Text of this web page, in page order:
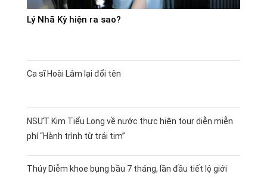
Lý Nhã Kỳ hiện ra sao?
Ca sĩ Hoài Lâm lại đổi tên
NSƯT Kim Tiểu Long về nước thực hiện tour diễn miễn
phí “Hành trình từ trái tim”
Thúy Diễm khoe bụng bầu 7 tháng, lần đầu tiết lộ giới